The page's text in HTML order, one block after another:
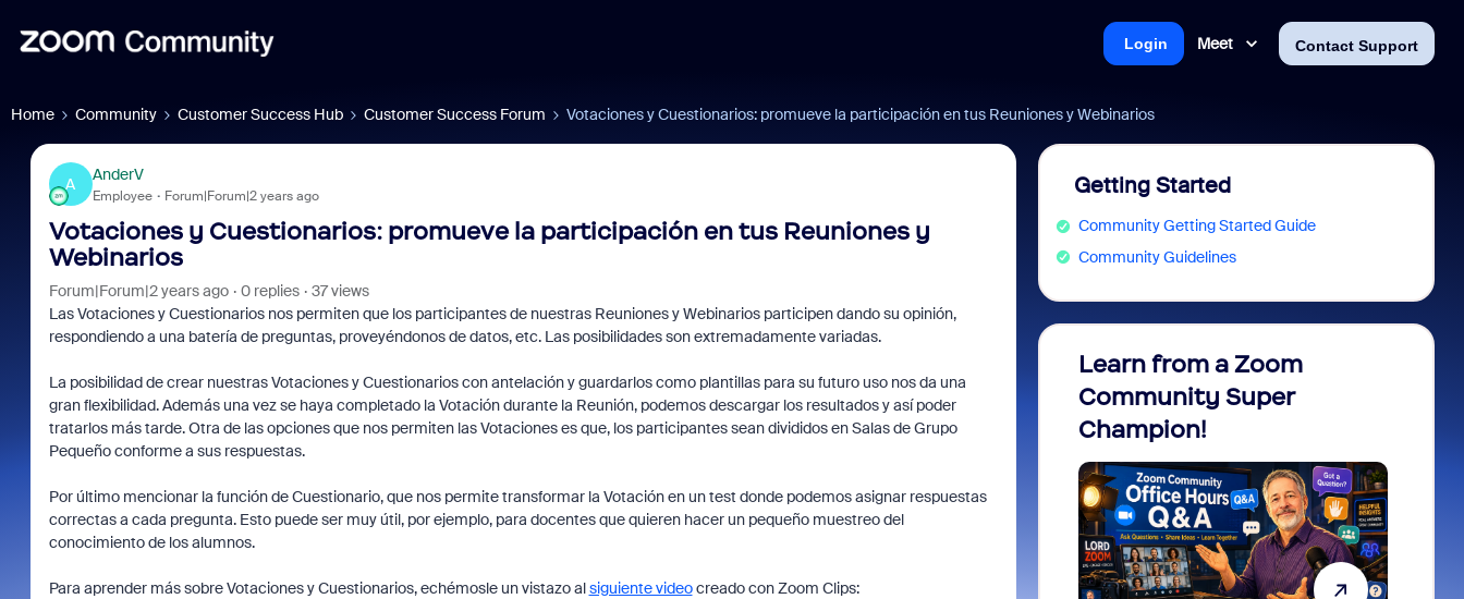
Meet Contact Support
Login
Home Community Customer Success Hub Customer Success Forum Votaciones y Cuestionarios: promueve la participación en tus Reuniones y Webinarios
A
AnderV
Employee Forum|Forum|2 years ago
Votaciones y Cuestionarios: promueve la participación en tus Reuniones y
Webinarios
Forum|Forum|2 years ago 0 replies
37 views
Las Votaciones y Cuestionarios nos permiten que los participantes de nuestras Reuniones y Webinarios participen dando su opinión,
respondiendo a una batería de preguntas, proveyéndonos de datos, etc. Las posibilidades son extremadamente variadas.
La posibilidad de crear nuestras Votaciones y Cuestionarios con antelación y guardarlos como plantillas para su futuro uso nos da una
gran flexibilidad. Además una vez se haya completado la Votación durante la Reunión, podemos descargar los resultados y así poder
tratarlos más tarde. Otra de las opciones que nos permiten las Votaciones es que, los participantes sean divididos en Salas de Grupo
Pequeño conforme a sus respuestas.
Por último mencionar la función de Cuestionario, que nos permite transformar la Votación en un test donde podemos asignar respuestas
correctas a cada pregunta. Esto puede ser muy útil, por ejemplo, para docentes que quieren hacer un pequeño muestreo del
conocimiento de los alumnos.
Para aprender más sobre Votaciones y Cuestionarios, echémosle un vistazo alsiguiente videocreado con Zoom Clips:
Getting Started
Community Getting Started Guide
Community Guidelines
Learn from a Zoom
Community Super
Champion!